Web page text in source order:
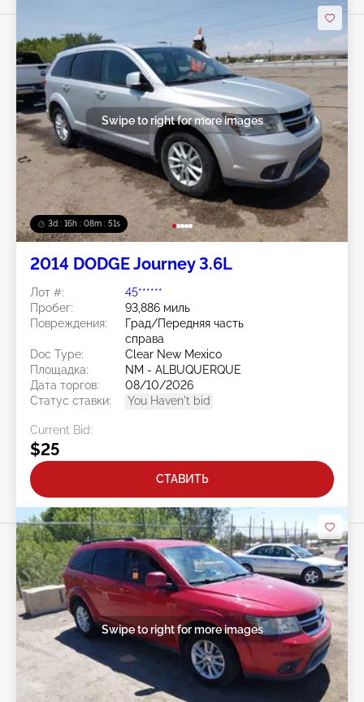
3d : 16h : 08m : 48s
Swipe to right for more images
2014 DODGE Journey 3.6L
Лот #:
45******
Пробег:
93,886 миль
Повреждения:
Град/Передняя часть
справа
Doc Type:
Clear New Mexico
Площадка:
NM - ALBUQUERQUE
Дата торгов:
08/10/2026
Статус ставки:
You Haven't bid
Current Bid:
$25
СТАВИТЬ
Swipe to right for more images